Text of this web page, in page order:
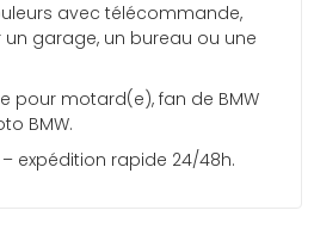
avec télécommande,
garage, un bureau ou une
pour motard(e), fan de BMW
BMW.
expédition rapide 24/48h.